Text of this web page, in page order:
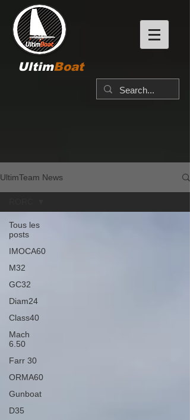
UltimBoat
UltimTeam News
Tous les
posts
IMOCA60
M32
GC32
Diam24
Class40
Mach
6.50
Farr 30
ORMA60
Gunboat
D35